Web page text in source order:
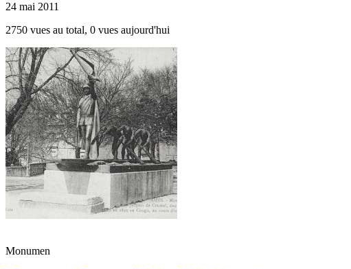
24 mai 2011
2750 vues au total, 0 vues aujourd'hui
Monumen